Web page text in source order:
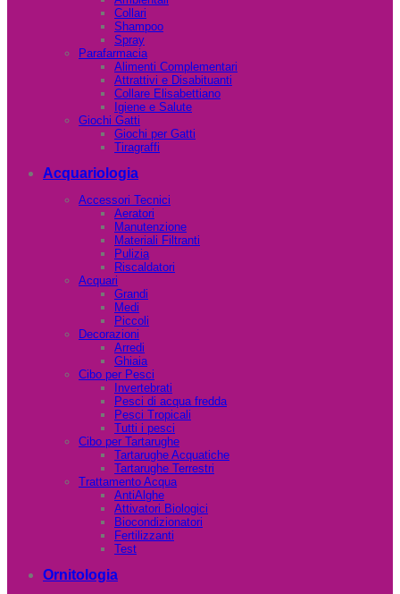
Collari
Shampoo
Spray
Parafarmacia
Alimenti Complementari
Attrattivi e Disabituanti
Collare Elisabettiano
Igiene e Salute
Giochi Gatti
Giochi per Gatti
Tiragraffi
Acquariologia
Accessori Tecnici
Aeratori
Manutenzione
Materiali Filtranti
Pulizia
Riscaldatori
Acquari
Grandi
Medi
Piccoli
Decorazioni
Arredi
Ghiaia
Cibo per Pesci
Invertebrati
Pesci di acqua fredda
Pesci Tropicali
Tutti i pesci
Cibo per Tartarughe
Tartarughe Acquatiche
Tartarughe Terrestri
Trattamento Acqua
AntiAlghe
Attivatori Biologici
Biocondizionatori
Fertilizzanti
Test
Ornitologia